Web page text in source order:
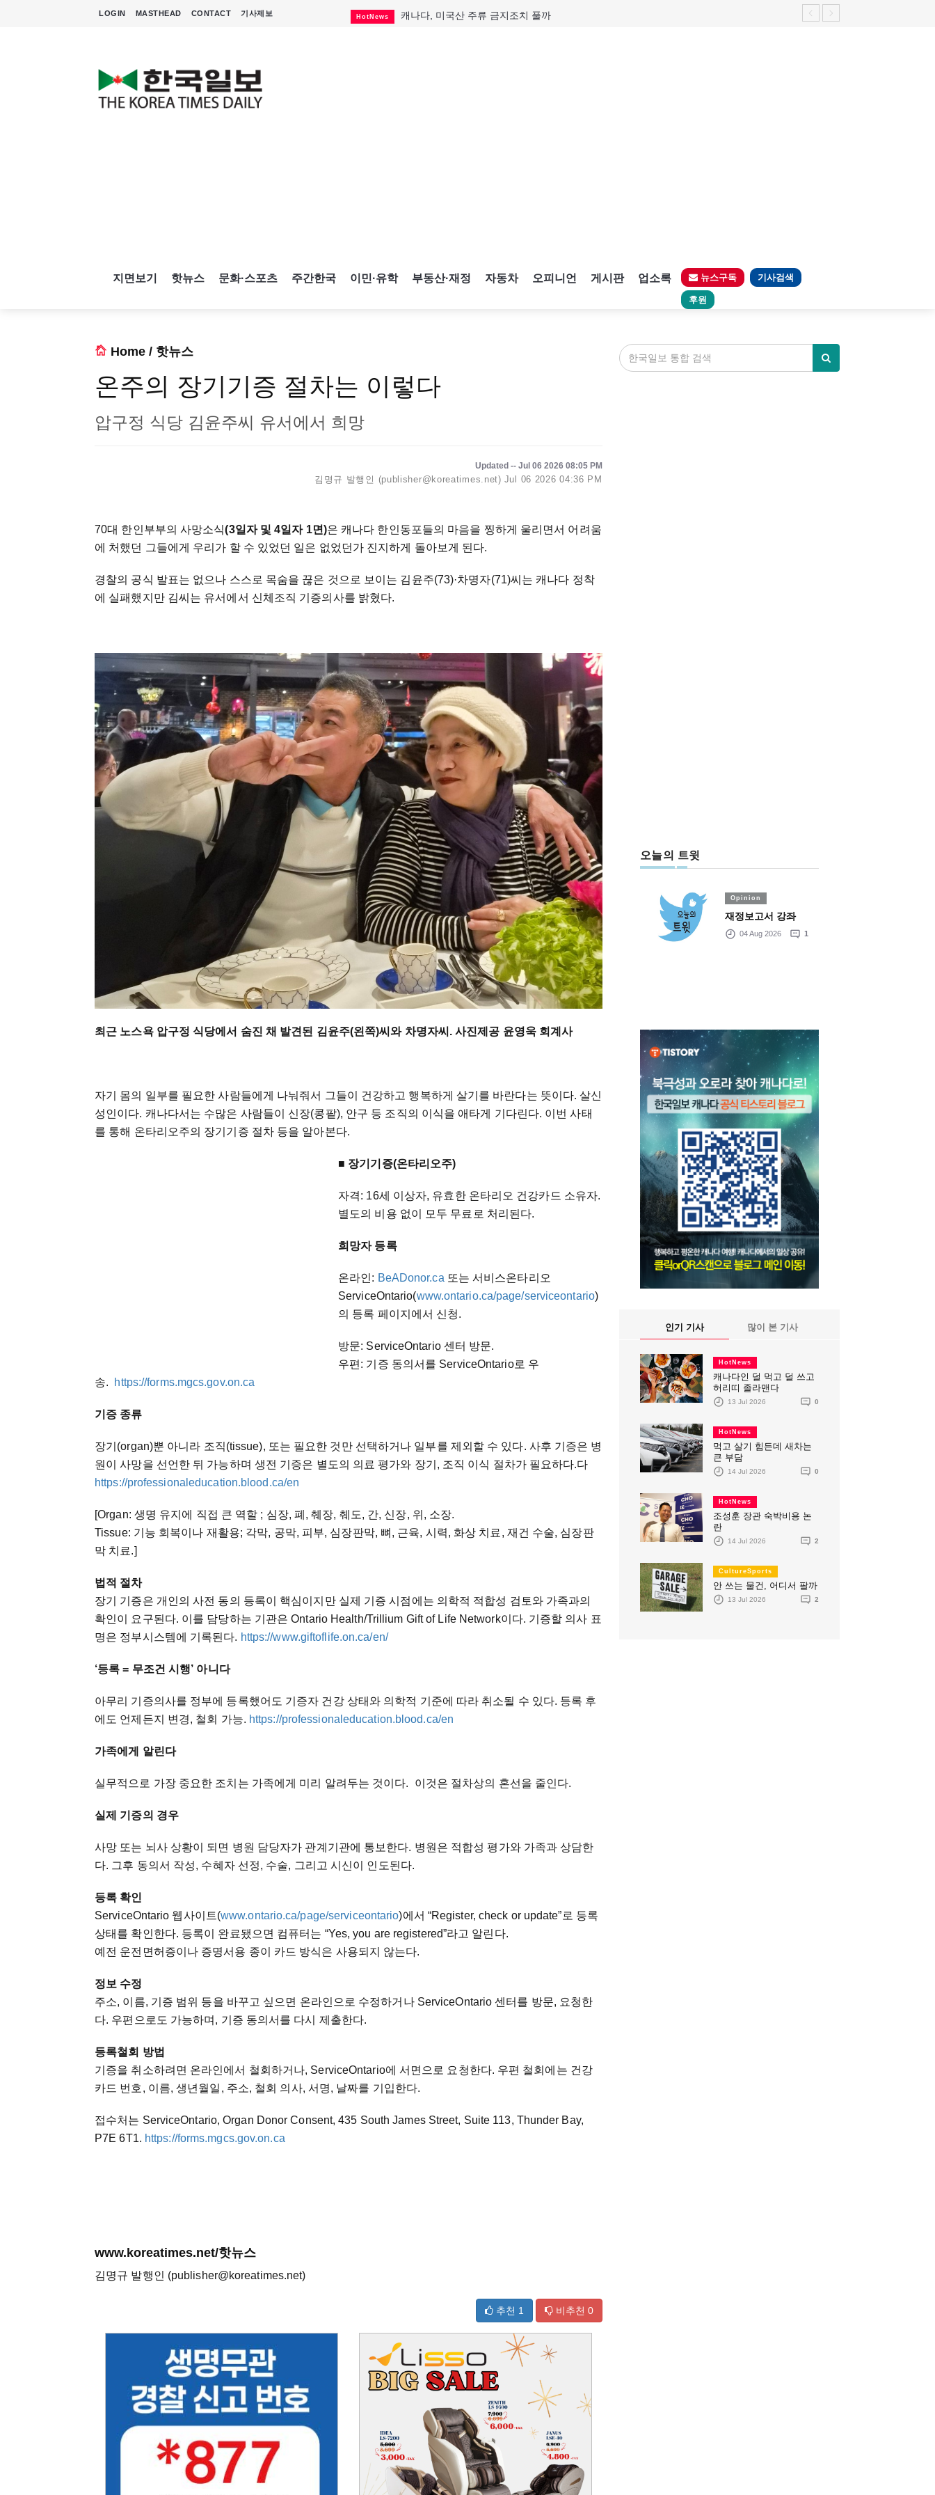
LOGIN MASTHEAD CONTACT 기사제보 HotNews 캐나다, 미국산 주류 금지조치 풀까
지면보기 핫뉴스 문화·스포츠 주간한국 이민·유학 부동산·재정 자동차 오피니언 게시판 업소록 뉴스구독 기사검색
후원
Home / 핫뉴스
온주의 장기기증 절차는 이렇다
압구정 식당 김윤주씨 유서에서 희망
Updated -- Jul 06 2026 08:05 PM
김명규 발행인 (publisher@koreatimes.net) Jul 06 2026 04:36 PM
70대 한인부부의 사망소식(3일자 및 4일자 1면)은 캐나다 한인동포들의 마음을 찡하게 울리면서 어려움
에 처했던 그들에게 우리가 할 수 있었던 일은 없었던가 진지하게 돌아보게 된다.
경찰의 공식 발표는 없으나 스스로 목숨을 끊은 것으로 보이는 김윤주(73)·차명자(71)씨는 캐나다 정착
에 실패했지만 김씨는 유서에서 신체조직 기증의사를 밝혔다.
최근 노스욕 압구정 식당에서 숨진 채 발견된 김윤주(왼쪽)씨와 차명자씨. 사진제공 윤영욱 회계사
자기 몸의 일부를 필요한 사람들에게 나눠줘서 그들이 건강하고 행복하게 살기를 바란다는 뜻이다. 살신
성인이다. 캐나다서는 수많은 사람들이 신장(콩팥), 안구 등 조직의 이식을 애타게 기다린다. 이번 사태
를 통해 온타리오주의 장기기증 절차 등을 알아본다.
■ 장기기증(온타리오주)
자격: 16세 이상자, 유효한 온타리오 건강카드 소유자.
별도의 비용 없이 모두 무료로 처리된다.
희망자 등록
온라인: BeADonor.ca 또는 서비스온타리오
ServiceOntario(www.ontario.ca/page/serviceontario)
의 등록 페이지에서 신청.
방문: ServiceOntario 센터 방문.
우편: 기증 동의서를 ServiceOntario로 우
송. https://forms.mgcs.gov.on.ca
기증 종류
장기(organ)뿐 아니라 조직(tissue), 또는 필요한 것만 선택하거나 일부를 제외할 수 있다. 사후 기증은 병
원이 사망을 선언한 뒤 가능하며 생전 기증은 별도의 의료 평가와 장기, 조직 이식 절차가 필요하다.다
https://professionaleducation.blood.ca/en
[Organ: 생명 유지에 직접 큰 역할 ; 심장, 폐, 췌장, 췌도, 간, 신장, 위, 소장.
Tissue: 기능 회복이나 재활용; 각막, 공막, 피부, 심장판막, 뼈, 근육, 시력, 화상 치료, 재건 수술, 심장판
막 치료.]
법적 절차
장기 기증은 개인의 사전 동의 등록이 핵심이지만 실제 기증 시점에는 의학적 적합성 검토와 가족과의
확인이 요구된다. 이를 담당하는 기관은 Ontario Health/Trillium Gift of Life Network이다. 기증할 의사 표
명은 정부시스템에 기록된다. https://www.giftoflife.on.ca/en/
‘등록 = 무조건 시행’ 아니다
아무리 기증의사를 정부에 등록했어도 기증자 건강 상태와 의학적 기준에 따라 취소될 수 있다. 등록 후
에도 언제든지 변경, 철회 가능. https://professionaleducation.blood.ca/en
가족에게 알린다
실무적으로 가장 중요한 조치는 가족에게 미리 알려두는 것이다. 이것은 절차상의 혼선을 줄인다.
실제 기증의 경우
사망 또는 뇌사 상황이 되면 병원 담당자가 관계기관에 통보한다. 병원은 적합성 평가와 가족과 상담한
다. 그후 동의서 작성, 수혜자 선정, 수술, 그리고 시신이 인도된다.
등록 확인
ServiceOntario 웹사이트(www.ontario.ca/page/serviceontario)에서 “Register, check or update”로 등록
상태를 확인한다. 등록이 완료됐으면 컴퓨터는 “Yes, you are registered”라고 알린다.
예전 운전면허증이나 증명서용 종이 카드 방식은 사용되지 않는다.
정보 수정
주소, 이름, 기증 범위 등을 바꾸고 싶으면 온라인으로 수정하거나 ServiceOntario 센터를 방문, 요청한
다. 우편으로도 가능하며, 기증 동의서를 다시 제출한다.
등록철회 방법
기증을 취소하려면 온라인에서 철회하거나, ServiceOntario에 서면으로 요청한다. 우편 철회에는 건강
카드 번호, 이름, 생년월일, 주소, 철회 의사, 서명, 날짜를 기입한다.
접수처는 ServiceOntario, Organ Donor Consent, 435 South James Street, Suite 113, Thunder Bay,
P7E 6T1. https://forms.mgcs.gov.on.ca
www.koreatimes.net/핫뉴스
김명규 발행인 (publisher@koreatimes.net)
추천 1 비추천 0
오늘의 트윗
Opinion
재정보고서 강좌
04 Aug 2026 1
인기 기사 많이 본 기사
HotNews
캐나다인 덜 먹고 덜 쓰고
허리띠 졸라맨다
13 Jul 2026 0
HotNews
먹고 살기 힘든데 새차는
큰 부담
14 Jul 2026 0
HotNews
조성훈 장관 숙박비용 논
란
14 Jul 2026 2
CultureSports
안 쓰는 물건, 어디서 팔까
13 Jul 2026 2